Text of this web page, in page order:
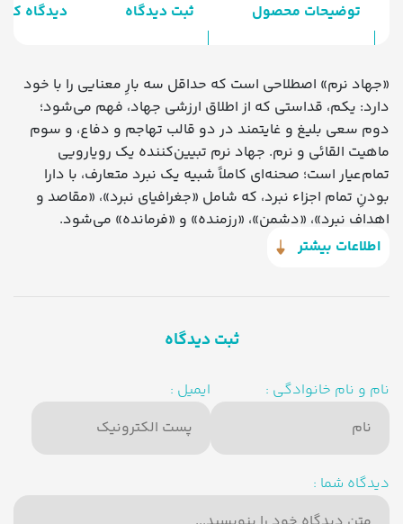
توضیحات محصول ثبت دیدگاه دیدگاه
«جهاد نرم» اصطلاحی است که حداقل سه بارِ معنایی را با خود
دارد: یکم، قداستی که از اطلاق ارزشی جهاد، فهم می‌شود؛
دوم سعی بلیغ و غایتمند در دو قالب تهاجم و دفاع، و سوم
ماهیت القائی و نرم. جهاد نرم تبیین‌کننده یک رویارویی
تمام‌عیار است؛ صحنه‌ای کاملاً شبیه یک نبرد متعارف، با دارا
بودنِ تمام اجزاء نبرد، که شامل «جغرافیای نبرد»، «مقاصد و
اهداف نبرد»، «دشمن»، «رزمنده» و «فرمانده» می‌شود.
سلاح‌های جهاد نرم عبارت‌اند از «بیان» با کارکرد آشکارسازی
مسئولیت اثبات حقایق که از لوازم به کارگیری این اسلحه‌ها،
شناختِ صحیح و جزئی از موضوع، روش و مخاطب است.
اطلاعات بیشتر
ثبت دیدگاه
نام و نام خانوادگی : ایمیل :
دیدگاه شما :